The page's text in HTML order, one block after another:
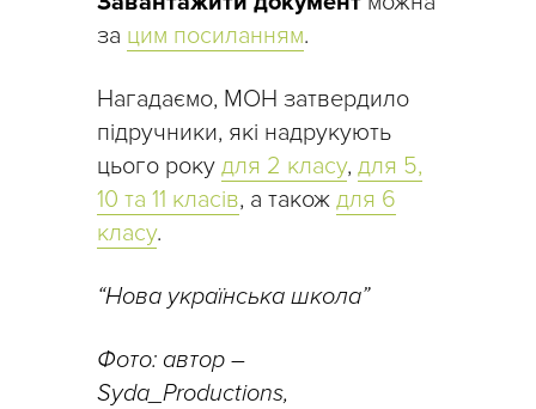
за цим посиланням.
Нагадаємо, МОН затвердило
підручники, які надрукують
цього року для 2 класу, для 5,
10 та 11 класів, а також для 6
класу.
“Нова українська школа”
Фото: автор –
Syda_Productions,